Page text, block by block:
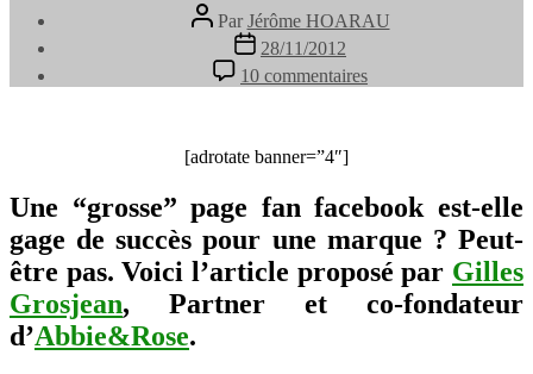
Auteur
de
l’article
Par Jérôme HOARAU
Date
de
l’article
28/11/2012
10 commentaires
Fans
vs.
quantité,
la
donne
a-
t-
[adrotate banner=”4″]
Une “grosse” page fan facebook est-elle
gage de succès pour une marque ? Peut-
être pas. Voici l’article proposé par Gilles
Grosjean, Partner et co-fondateur
d’Abbie&Rose.